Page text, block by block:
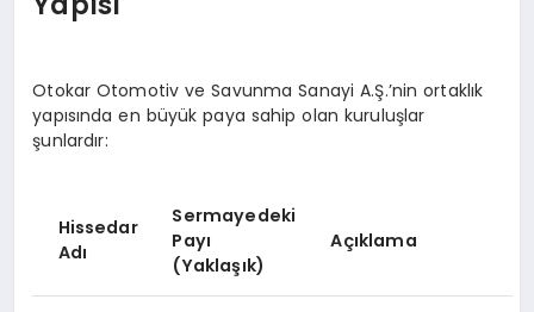
Otokar Otomotiv ve Savunma Sanayi A.Ş.’nin ortaklık
yapısında en büyük paya sahip olan kuruluşlar
şunlardır:
Hissedar
Adı
Sermayedeki
Payı
(Yaklaşık)
Açıklama